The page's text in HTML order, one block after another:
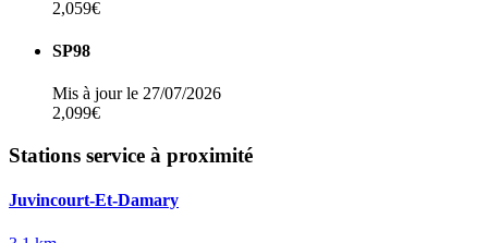
2,059€
SP98
Mis à jour le 27/07/2026
2,099€
Stations service à proximité
Juvincourt-Et-Damary